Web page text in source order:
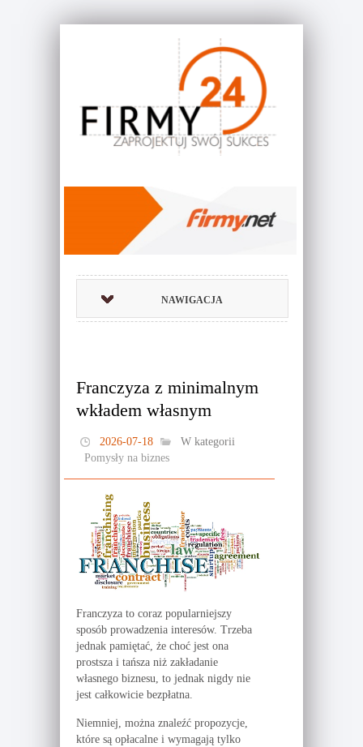
NAWIGACJA
Franczyza z minimalnym
wkładem własnym
2026-07-18
W kategorii
Pomysły na biznes
Franczyza to coraz popularniejszy
sposób prowadzenia interesów. Trzeba
jednak pamiętać, że choć jest ona
prostsza i tańsza niż zakładanie
własnego biznesu, to jednak nigdy nie
jest całkowicie bezpłatna.
Niemniej, można znaleźć propozycje,
które są opłacalne i wymagają tylko